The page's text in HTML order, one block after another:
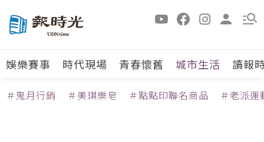
娛樂賽事 時代現場 青春懷舊 城市生活 讀報
＃鬼月行銷 ＃美琪樂皂 ＃點點印聯名商品 ＃老派運